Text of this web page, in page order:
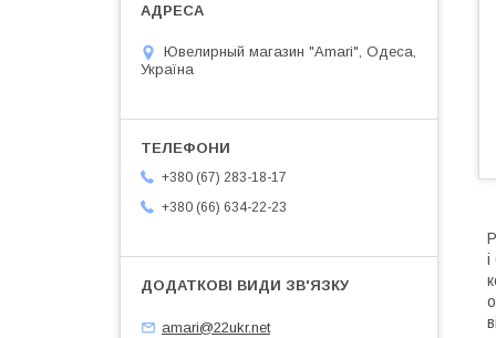
Ювелирный магазин "Amari", Одеса,
Україна
+380 (67) 283-18-17
+380 (66) 634-22-23
amari@22ukr.net